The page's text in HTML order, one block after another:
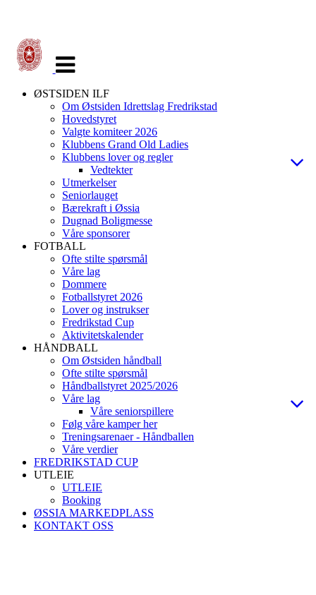
navigasjon
ØSTSIDEN ILF
Om Østsiden Idrettslag Fredrikstad
Hovedstyret
Valgte komiteer 2026
Klubbens Grand Old Ladies
Klubbens lover og regler
Vedtekter
Utmerkelser
Seniorlauget
Bærekraft i Øssia
Dugnad Boligmesse
Våre sponsorer
FOTBALL
Ofte stilte spørsmål
Våre lag
Dommere
Fotballstyret 2026
Lover og instrukser
Fredrikstad Cup
Aktivitetskalender
HÅNDBALL
Om Østsiden håndball
Ofte stilte spørsmål
Håndballstyret 2025/2026
Våre lag
Våre seniorspillere
Følg våre kamper her
Treningsarenaer - Håndballen
Våre verdier
FREDRIKSTAD CUP
UTLEIE
UTLEIE
Booking
ØSSIA MARKEDPLASS
KONTAKT OSS